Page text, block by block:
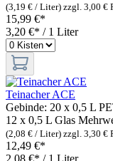
(3,19 € / Liter) zzgl. 3,00 €
15,99 €*
3,20 €* / 1 Liter
Teinacher ACE
Gebinde: 20 x 0,5 L
12 x 0,5 L Glas
(2,08 € / Liter) zzgl. 3,30 €
12,49 €*
2,08 €* / 1 Liter